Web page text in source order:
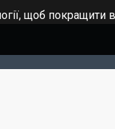
щоб покращити